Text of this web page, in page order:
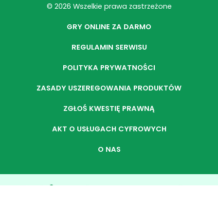
© 2026 Wszelkie prawa zastrzeżone
GRY ONLINE ZA DARMO
REGULAMIN SERWISU
POLITYKA PRYWATNOŚCI
ZASADY USZEREGOWANIA PRODUKTÓW
ZGŁOŚ KWESTIĘ PRAWNĄ
AKT O USŁUGACH CYFROWYCH
O NAS